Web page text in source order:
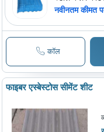
रूफिंग शीट्स
नवीनतम कीमत
कॉल
फाइबर एस्बेस्टोस सीमेंट शीट